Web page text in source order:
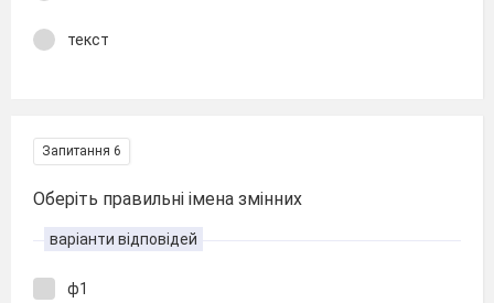
текст
Запитання 6
Оберіть правильні імена змінних
варіанти відповідей
ф1